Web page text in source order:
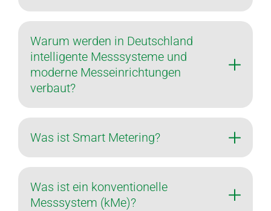
Warum werden in Deutschland
intelligente Messsysteme und
moderne Messeinrichtungen
verbaut?
Was ist Smart Metering?
Was ist ein konventionelle
Messsystem (kMe)?